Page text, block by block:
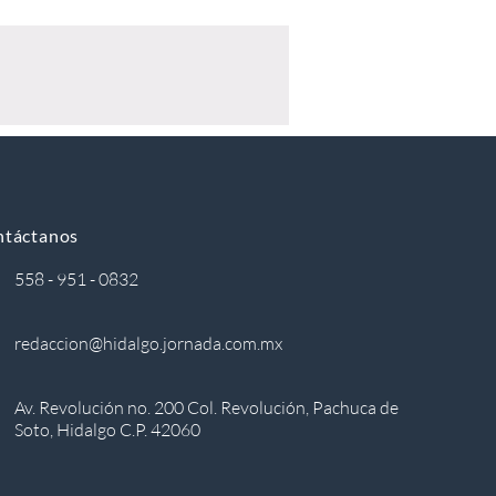
558 - 951 - 0832
redaccion@hidalgo.jornada.com.mx
Av. Revolución no. 200 Col. Revolución, Pachuca de
Soto, Hidalgo C.P. 42060